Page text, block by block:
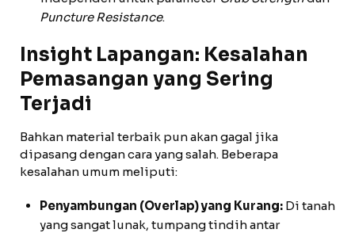
Puncture Resistance.
Insight Lapangan: Kesalahan
Pemasangan yang Sering
Terjadi
Bahkan material terbaik pun akan gagal jika
dipasang dengan cara yang salah. Beberapa
kesalahan umum meliputi:
Penyambungan (Overlap) yang Kurang: Di tanah
yang sangat lunak, tumpang tindih antar